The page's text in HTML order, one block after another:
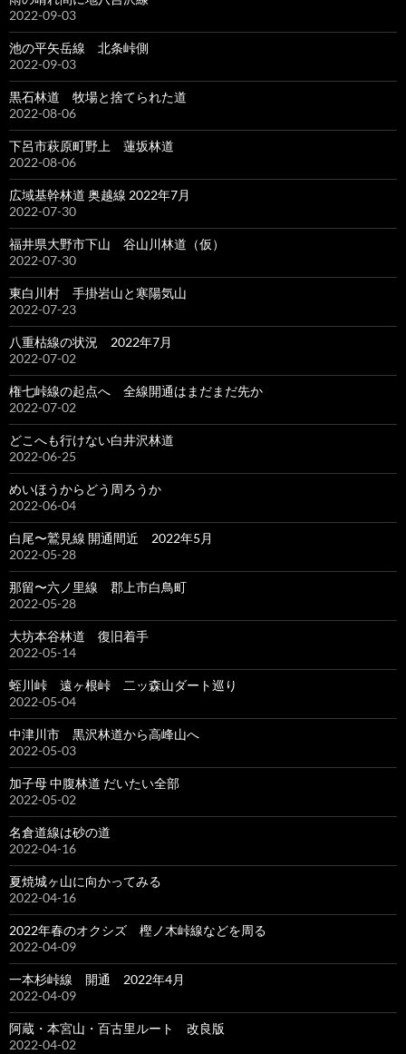
2022-09-03
池の平矢岳線 北条峠側
2022-09-03
黒石林道 牧場と捨てられた道
2022-08-06
下呂市萩原町野上 蓮坂林道
2022-08-06
広域基幹林道 奥越線 2022年7月
2022-07-30
福井県大野市下山 谷山川林道（仮）
2022-07-30
東白川村 手掛岩山と寒陽気山
2022-07-23
八重枯線の状況 2022年7月
2022-07-02
権七峠線の起点へ 全線開通はまだまだ先か
2022-07-02
どこへも行けない白井沢林道
2022-06-25
めいほうからどう周ろうか
2022-06-04
白尾〜鷲見線 開通間近 2022年5月
2022-05-28
那留〜六ノ里線 郡上市白鳥町
2022-05-28
大坊本谷林道 復旧着手
2022-05-14
蛭川峠 遠ヶ根峠 二ッ森山ダート巡り
2022-05-04
中津川市 黒沢林道から高峰山へ
2022-05-03
加子母 中腹林道 だいたい全部
2022-05-02
名倉道線は砂の道
2022-04-16
夏焼城ヶ山に向かってみる
2022-04-16
2022年春のオクシズ 樫ノ木峠線などを周る
2022-04-09
一本杉峠線 開通 2022年4月
2022-04-09
阿蔵・本宮山・百古里ルート 改良版
2022-04-02